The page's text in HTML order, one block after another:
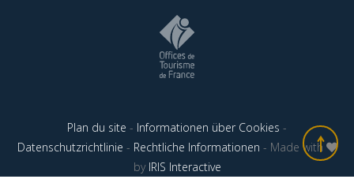
Plan du site - Informationen über Cookies -
Datenschutzrichtlinie - Rechtliche Informationen - Made with
by IRIS Interactive